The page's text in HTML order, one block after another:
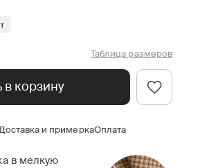
Таблица размеров
в корзину
и примеркаОплата
в мелкую